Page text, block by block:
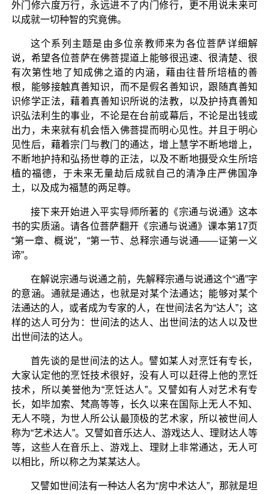
外门修六度万行，永远进不了内门修行，更不用说未来可
以成就一切种智的究竟佛。
这个系列主题是由多位亲教师来为各位菩萨详细解
说，希望各位菩萨在佛菩提道上能够很迅速、很清楚、很
有次第性地了知成佛之道的内涵，藉由往昔所培植的善
根，能够接触真善知识，而不是假名善知识，跟随真善知
识修学正法，藉着真善知识所说的法教，以及护持真善知
识弘法利生的事业，不论是在台前或幕后，不论是出钱或
出力，未来就有机会悟入佛菩提而明心见性。并且于明心
见性后，藉着宗门与教门的通达，增上慧学不断地增上，
不断地护持和弘扬世尊的正法，以及不断地摄受众生所培
植的福德，于未来无量劫后成就自己的清净庄严佛国净
土，以及成为福慧的两足尊。
接下来开始进入平实导师所著的《宗通与说通》这本
书的实质涵。请各位菩萨翻开《宗通与说通》课本第17页
“第一章、概说”，“第一节、总释宗通与说通——证第一义
谛”。
在解说宗通与说通之前，先解释宗通与说通这个“通”字
的意涵。通就是通达，也就是对某个法通达；能够对某个
法通达的人，或者成为专家的人，在世间法名为“达人”；这
样的达人可分为：世间法的达人、出世间法的达人以及世
出世间法的达人。
首先谈的是世间法的达人。譬如某人对烹饪有专长，
大家认定他的烹饪技术很好，没有人可以赶得上他的烹饪
技术，所以美誉他为“烹饪达人”。又譬如有人对艺术有专
长，如毕加索、梵高等等，长久以来在国际上无人不知、
无人不晓，为世人所公认最顶极的艺术家，所以被世间人
称为“艺术达人”。又譬如音乐达人、游戏达人、理财达人等
等，这些人在音乐上、游戏上、理财上非常通达，无人可
以相比，所以称之为某某达人。
又譬如世间法有一种达人名为“房中术达人”，那就是坦